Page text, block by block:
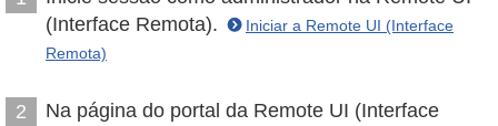
(Interface Remota).
Iniciar a Remote UI (Interface
Remota)
2
Na página do portal da Remote UI (Interface